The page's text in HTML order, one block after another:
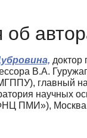
доктор
В.А.
главный
научных
ПМИ»), Москва,